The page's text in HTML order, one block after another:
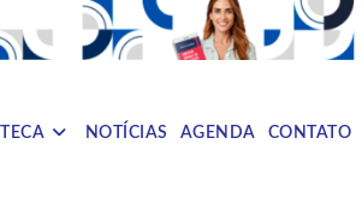
NOTÍCIAS AGENDA CONTATO